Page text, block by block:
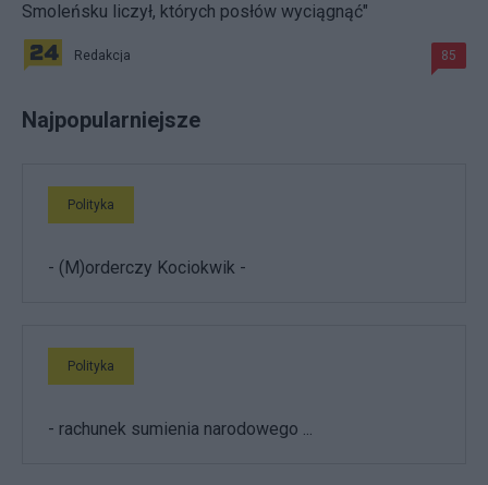
Smoleńsku liczył, których posłów wyciągnąć"
Redakcja 85
Najpopularniejsze
Polityka
- (M)orderczy Kociokwik -
Polityka
- rachunek sumienia narodowego ...